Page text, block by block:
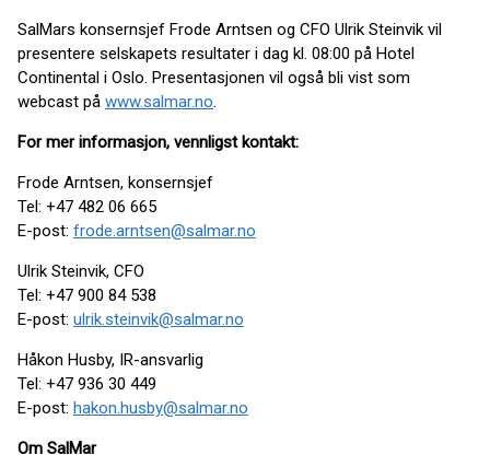
SalMars konsernsjef Frode Arntsen og CFO Ulrik Steinvik vil
presentere selskapets resultater i dag kl. 08:00 på Hotel
Continental i Oslo. Presentasjonen vil også bli vist som
webcast på www.salmar.no.
For mer informasjon, vennligst kontakt:
Frode Arntsen, konsernsjef
Tel: +47 482 06 665
E-post: frode.arntsen@salmar.no
Ulrik Steinvik, CFO
Tel: +47 900 84 538
E-post: ulrik.steinvik@salmar.no
Håkon Husby, IR-ansvarlig
Tel: +47 936 30 449
E-post: hakon.husby@salmar.no
Om SalMar